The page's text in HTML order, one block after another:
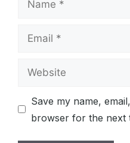
Email
Website
Save my name,
browser for the next